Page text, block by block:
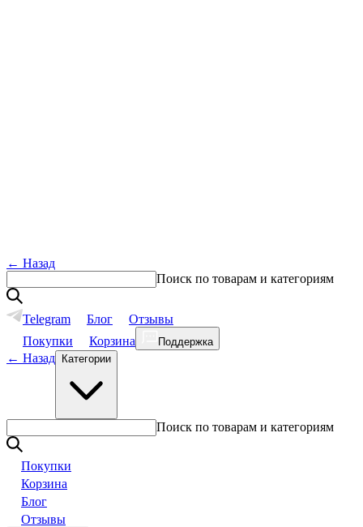
← Назад
Поиск по товарам и категориям
Telegram Блог
Отзывы
Покупки
Корзина Поддержка
← Назад Категории
Поиск по товарам и категориям
Покупки
Корзина
Блог
Отзывы